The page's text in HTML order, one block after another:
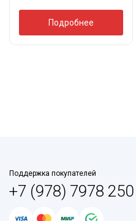
Подробнее
Поддержка покупателей
+7 (978) 7978 250